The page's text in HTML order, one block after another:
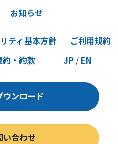
お知らせ
ティ基本方針
ご利用規約
約・約款 JP / EN
ウンロード
い合わせ